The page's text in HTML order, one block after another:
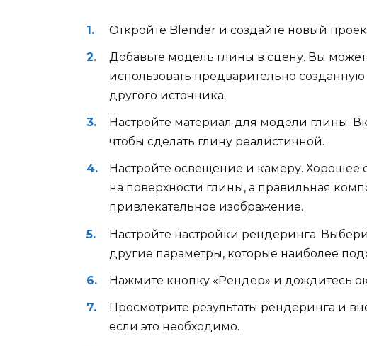
Откройте Blender и создайте новый
Добавьте модель глины в сцену. Вы
использовать предварительно
другого источника.
Настройте материал для модели глины.
чтобы сделать глину реалистичной.
Настройте освещение и камеру.
на поверхности глины, а правильная
привлекательное изображение.
Настройте настройки рендеринга.
другие параметры, которые наиболее
Нажмите кнопку «Рендер» и дождитесь
Просмотрите результаты рендеринга и
если это необходимо.